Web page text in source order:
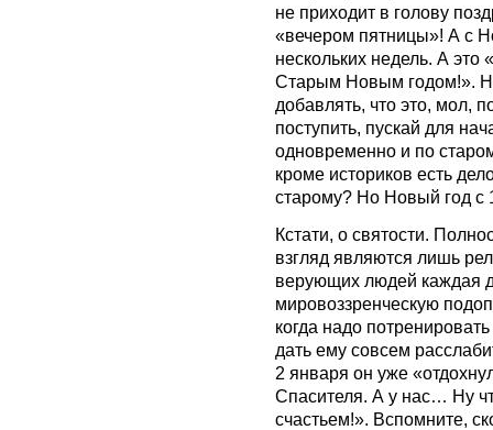
не приходит в голову
«вечером пятницы»! А с
нескольких недель. А
Старым Новым годом!».
добавлять, что это, мол,
поступить, пускай для
одновременно и по
кроме историков есть
старому? Но Новый год с
Кстати, о святости.
взгляд являются лишь
верующих людей каждая
мировоззренческую
когда надо
дать ему совсем
2 января он уже
Спасителя. А у нас… Ну
счастьем!». Вспомните,